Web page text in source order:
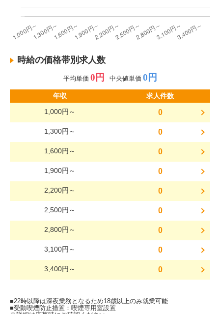
時給の価格帯別求人数
平均単価 0円 中央値単価 0円
年収
求人件数
1,000円～
0
1,300円～ 0
1,600円～ 0
1,900円～ 0
2,200円～ 0
2,500円～ 0
2,800円～ 0
3,100円～ 0
3,400円～ 0